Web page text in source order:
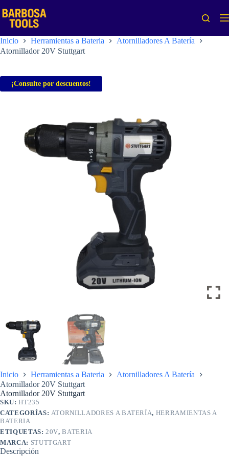
al
contenido
Inicio Herramientas a Bateria
Atornilladores A Batería
Atornillador 20V Stuttgart
¡Consulte por descuentos!
Inicio Herramientas a Bateria
Atornilladores A Batería
Atornillador 20V Stuttgart
Atornillador 20V Stuttgart
SKU:HT235
CATEGORÍAS: ATORNILLADORES A BATERÍA, HERRAMIENTAS A
BATERIA
ETIQUETAS:20V,BATERIA
MARCA: STUTTGART
Descripción